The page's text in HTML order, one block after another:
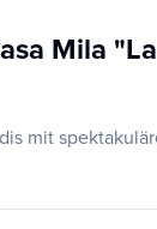
Mila
mit